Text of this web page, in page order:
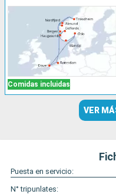
Comidas incluidas
VER
Puesta en servicio:
N° tripunlates: